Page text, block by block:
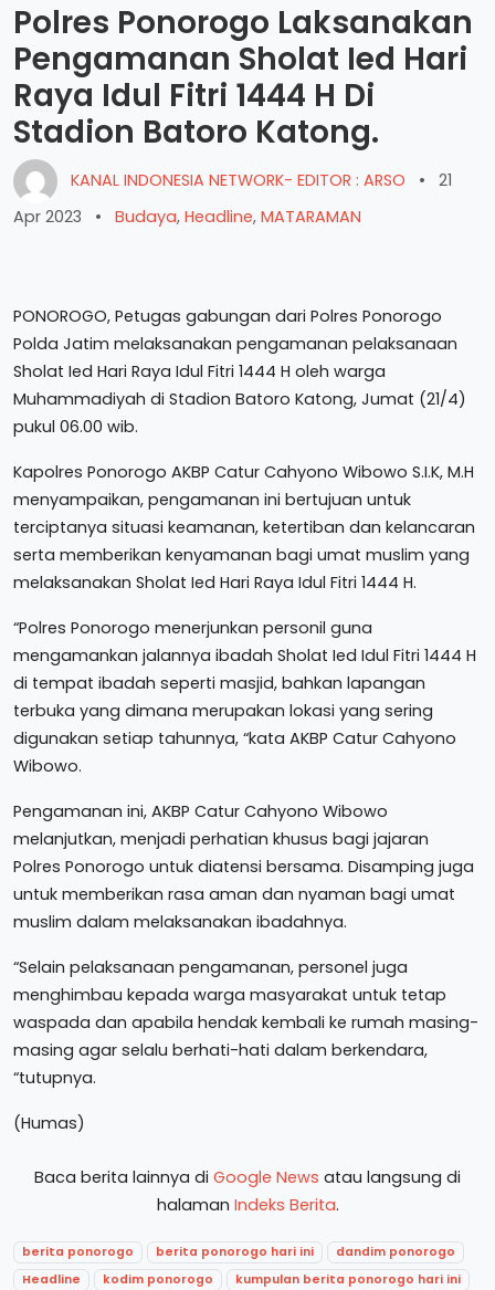
Polres Ponorogo Laksanakan
Pengamanan Sholat Ied Hari
Raya Idul Fitri 1444 H Di
Stadion Batoro Katong.
KANAL INDONESIA NETWORK- EDITOR : ARSO •
21
Apr 2023
• Budaya, Headline, MATARAMAN
PONOROGO, Petugas gabungan dari Polres Ponorogo
Polda Jatim melaksanakan pengamanan pelaksanaan
Sholat Ied Hari Raya Idul Fitri 1444 H oleh warga
Muhammadiyah di Stadion Batoro Katong, Jumat (21/4)
pukul 06.00 wib.
Kapolres Ponorogo AKBP Catur Cahyono Wibowo S.I.K, M.H
menyampaikan, pengamanan ini bertujuan untuk
terciptanya situasi keamanan, ketertiban dan kelancaran
serta memberikan kenyamanan bagi umat muslim yang
melaksanakan Sholat Ied Hari Raya Idul Fitri 1444 H.
“Polres Ponorogo menerjunkan personil guna
mengamankan jalannya ibadah Sholat Ied Idul Fitri 1444 H
di tempat ibadah seperti masjid, bahkan lapangan
terbuka yang dimana merupakan lokasi yang sering
digunakan setiap tahunnya, “kata AKBP Catur Cahyono
Wibowo.
Pengamanan ini, AKBP Catur Cahyono Wibowo
melanjutkan, menjadi perhatian khusus bagi jajaran
Polres Ponorogo untuk diatensi bersama. Disamping juga
untuk memberikan rasa aman dan nyaman bagi umat
muslim dalam melaksanakan ibadahnya.
“Selain pelaksanaan pengamanan, personel juga
menghimbau kepada warga masyarakat untuk tetap
waspada dan apabila hendak kembali ke rumah masing-
masing agar selalu berhati-hati dalam berkendara,
“tutupnya.
(Humas)
Baca berita lainnya di Google News atau langsung di
halaman Indeks Berita.
berita ponorogo berita ponorogo hari ini
dandim ponorogo
Headline
kodim ponorogo kumpulan berita ponorogo hari ini